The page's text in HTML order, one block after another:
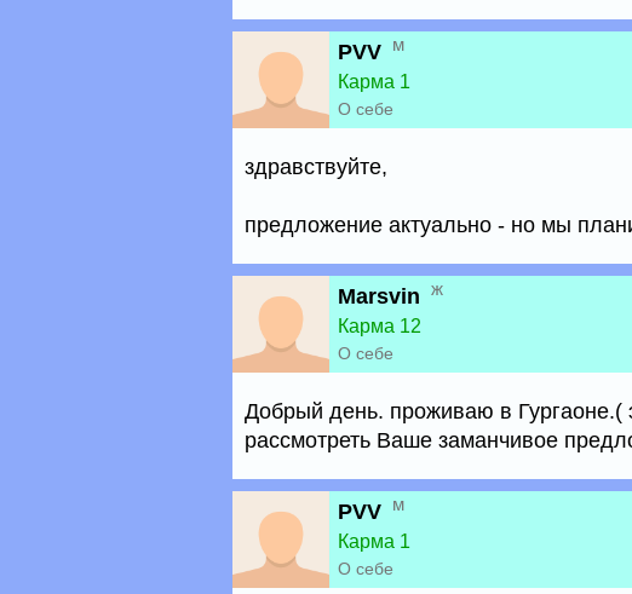
PVV м
Карма 1
О себе
здравствуйте,
предложение актуально - но мы
Marsvin ж
Карма 12
О себе
Добрый день. проживаю в Гургаоне.(
рассмотреть Ваше заманчивое
PVV м
Карма 1
О себе